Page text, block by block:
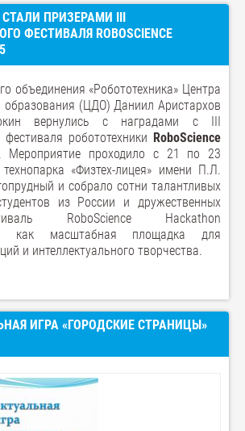
ПРИЗЕРАМИ III
ФЕСТИВАЛЯ ROBOSCIENCE
объединения «Робототехника» Центра
образования (ЦДО) Даниил Аристархов
вернулись с наградами с III
робототехники RoboScience
Мероприятие проходило с 21 по 23
«Физтех-лицея» имени П.Л.
и собрало сотни талантливых
из России и дружественных
RoboScience Hackathon
как масштабная площадка для
и интеллектуального творчества.
ИГРА «ГОРОДСКИЕ СТРАНИЦЫ»